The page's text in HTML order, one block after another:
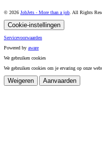
© 2026 JobJets - More than a job . All Rights
Cookie-instellingen
Servicevoorwaarden
Powered by aware
We gebruiken cookies
We gebruiken cookies om je ervaring op onze
Weigeren Aanvaarden